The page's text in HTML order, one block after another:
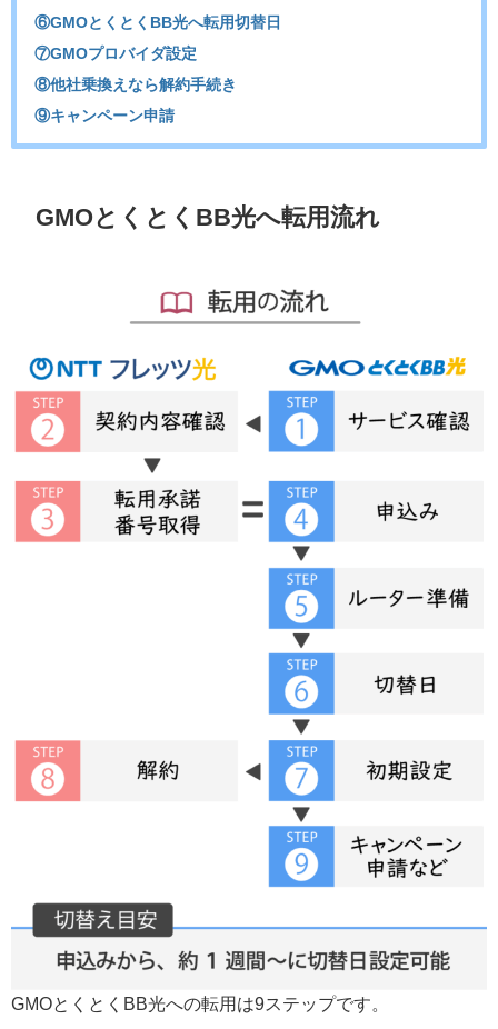
⑥GMOとくとくBB光へ転用切替日
⑦GMOプロバイダ設定
⑧他社乗換えなら解約手続き
⑨キャンペーン申請
GMOとくとくBB光へ転用流れ
GMOとくとくBB光への転用は9ステップです。